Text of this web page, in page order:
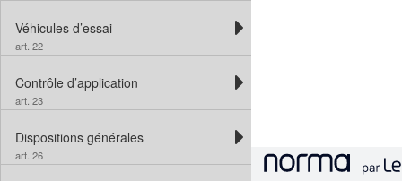
Véhicules d’essai
art. 22
Contrôle d’application
art. 23
Dispositions générales
art. 26